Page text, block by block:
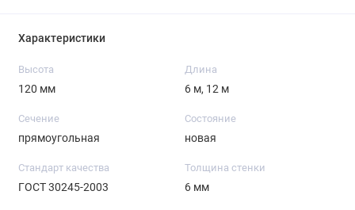
Характеристики
Высота
120 мм
Длина
6 м, 12 м
Сечение
прямоугольная
Состояние
новая
Стандарт качества
ГОСТ 30245-2003
Толщина стенки
6 мм